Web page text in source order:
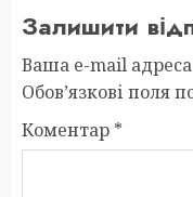
Залишити
Ваша e-mail
Обов’язкові поля
Коментар *